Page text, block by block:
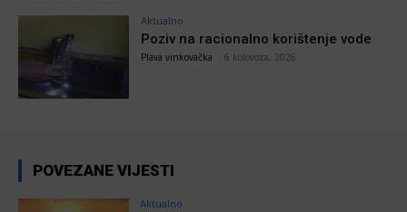
Aktualno
Poziv na racionalno korištenje vode
Plava vinkovačka 6 kolovoza, 2026
POVEZANE VIJESTI
Aktualno